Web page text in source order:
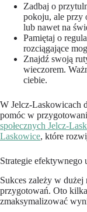
Zadbaj o
pokoju, ale przy
lub nawet na
Pamiętaj o
rozciągające
Znajdź swoją
wieczorem.
ciebie.
W Jelcz-Laskowicach
pomóc w
społecznych Jelcz-
Laskowice, które
Strategie efektywnego
Sukces zależy w
przygotowań. Oto
zmaksymalizować